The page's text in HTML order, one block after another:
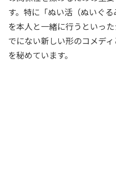
す。特に「ぬい活（ぬいぐ
を本人と一緒に行うといっ
でにない新しい形のコメデ
を秘めています。